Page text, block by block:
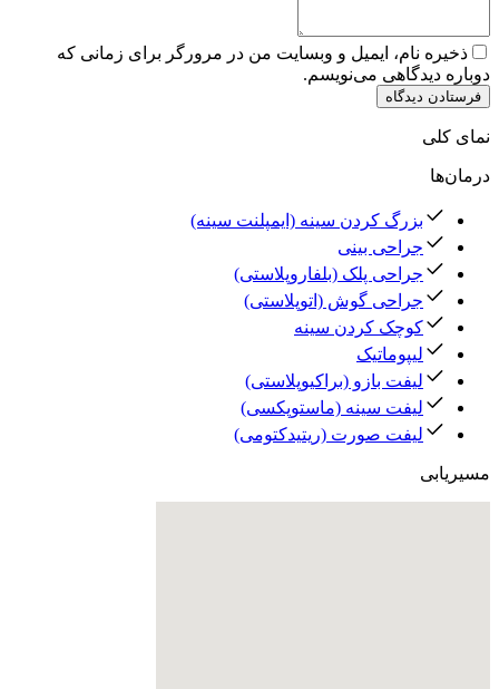
ذخیره نام، ایمیل و وبسایت من در مرورگر برای زمانی که
دوباره دیدگاهی می‌نویسم.
فرستادن دیدگاه
نمای کلی
درمان‌ها
بزرگ کردن سینه (ایمپلنت سینه)
جراحی بینی
جراحی پلک (بلفاروپلاستی)
جراحی گوش (اتوپلاستی)
کوچک کردن سینه
لیپوماتیک
لیفت بازو (براکیوپلاستی)
لیفت سینه (ماستوپکسی)
لیفت صورت (ریتیدکتومی)
مسیریابی